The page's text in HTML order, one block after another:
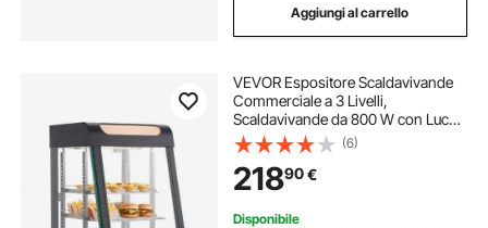
Aggiungi al carrello
VEVOR Espositore Scaldavivande
Commerciale a 3 Livelli,
Scaldavivande da 800 W con Luce
LED, Vano Portaoggetti Superiore e
Ripiani Regolabili, Riscaldamento a
Vapore per Pizza, Pane, Pollo Fritto
(6)
21890€
Disponibile